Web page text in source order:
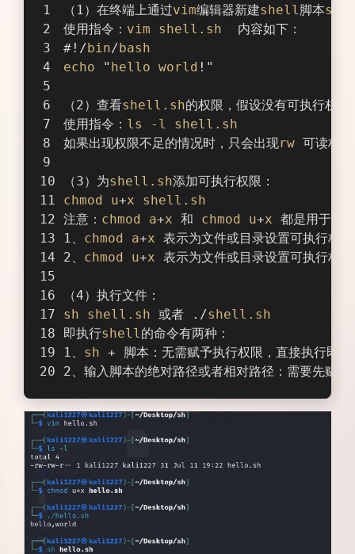
（1）在终端上通过vim编辑器新建shell脚本
使用指令： vim shell .sh
  内容如下：
#!/ bin/ bash
echo " hello world !"
（2）查看shell .sh的权限，假设没有可执行权限
使用指令： ls -l shell .sh
如果出现权限不足的情况时，只会出现rw 可读权
（3）为shell .sh添加可执行权限：
chmod
u+x shell .sh
注意： chmod a+x 和 chmod u+x 都是用于修
1、 chmod a+x 表示为文件或目录设置可执行权
2、 chmod u+x 表示为文件或目录设置可执行权
（4）执行文件：
sh
shell .sh 或者 ./shell .sh
即执行shell的命令有两种：
1、 sh + 脚本：无需赋予执行权限，直接执行即可
2、输入脚本的绝对路径或者相对路径：需要先赋